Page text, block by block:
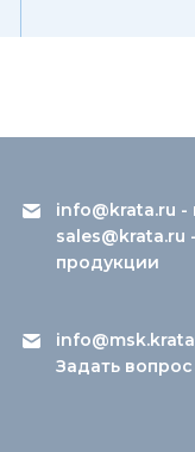
info@krata.ru -
sales@krata.ru
продукции
Задать вопрос